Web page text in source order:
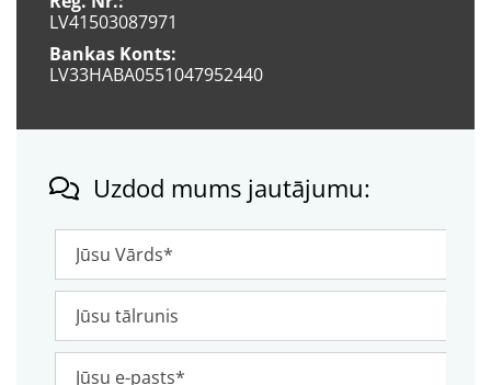
LV41503087971
Bankas Konts:
LV33HABA0551047952440
 Uzdod mums jautājumu: